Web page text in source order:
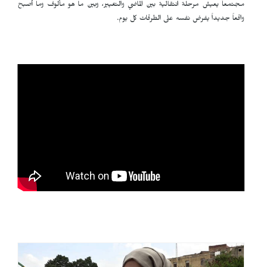
مجتمعاً يعيش مرحلة انتقالية بين الماضي والتغيير، وبين ما هو مألوف وما أصبح
واقعاً جديداً يفرض نفسه على الطرقات كل يوم.